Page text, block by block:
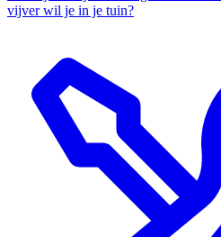
vijver wil je in je tuin?